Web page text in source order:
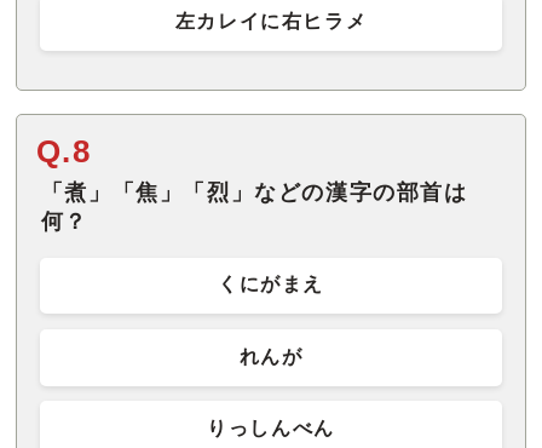
左カレイに右ヒラメ
Q.8
「煮」「焦」「烈」などの漢字の部首は
何？
くにがまえ
れんが
りっしんべん